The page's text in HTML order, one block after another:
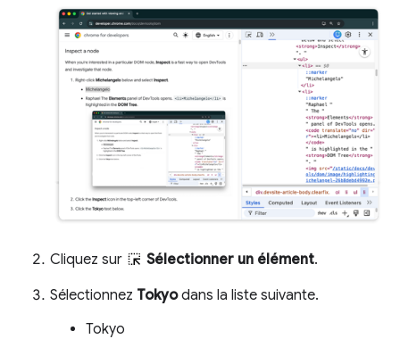
Cliquez sur Sélectionner un élément.
Sélectionnez Tokyodans la liste suivante.
Tokyo